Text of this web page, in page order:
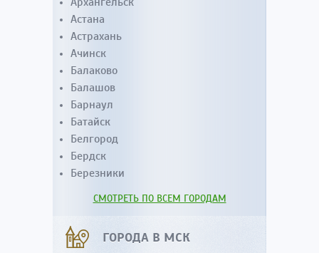
Астана
Астрахань
Ачинск
Балаково
Балашов
Барнаул
Батайск
Белгород
Бердск
Березники
СМОТРЕТЬ ПО ВСЕМ ГОРОДАМ
ГОРОДА В МСК